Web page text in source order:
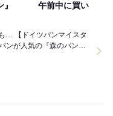
ン』 午前中に買い
スタ